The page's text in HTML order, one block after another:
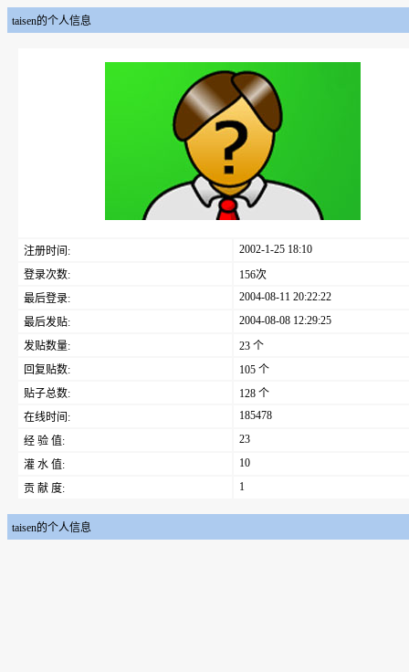
taisen的个人信息
注册时间:
2002-1-25 18:10
登录次数:
156次
最后登录:
2004-08-11 20:22:22
最后发贴:
2004-08-08 12:29:25
发贴数量:
23 个
回复贴数:
105 个
贴子总数:
128 个
在线时间:
185478
经 验 值:
23
灌 水 值:
10
贡 献 度:
1
taisen的个人信息